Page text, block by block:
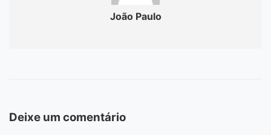
João Paulo
Deixe um comentário